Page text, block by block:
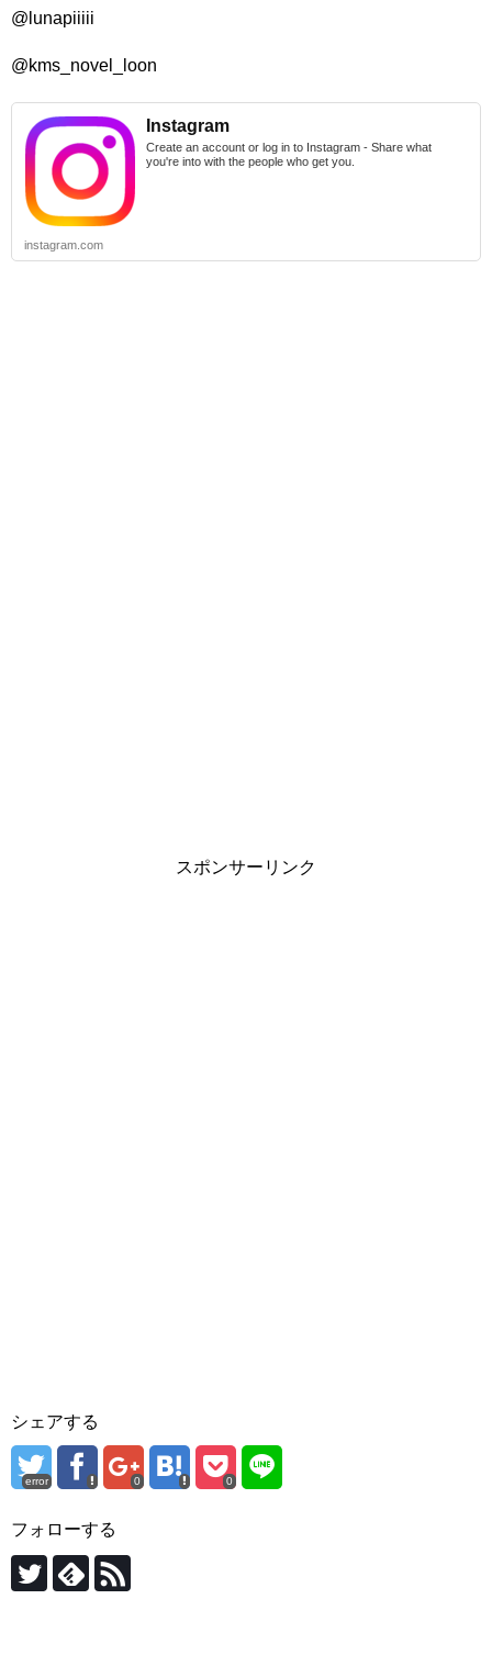
@lunapiiiii
@kms_novel_loon
Instagram
Create an account or log in to Instagram - Share what
you're into with the people who get you.
instagram.com
スポンサーリンク
シェアする
error 0 0
フォローする